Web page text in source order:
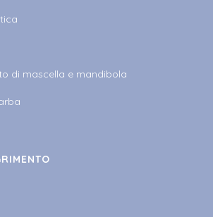
di mascella e mandibola